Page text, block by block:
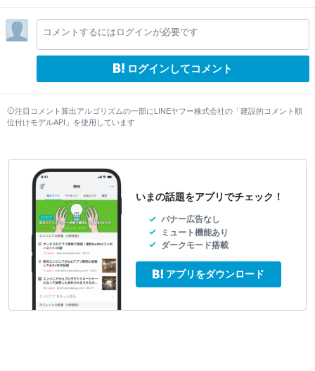
コメントするにはログインが必要です
ログインしてコメント
注目コメント算出アルゴリズムの一部にLINEヤフー株式会社の「建設的コメント順
位付けモデルAPI」を使用しています
いまの話題をアプリでチェック！
バナー広告なし
ミュート機能あり
ダークモード搭載
アプリをダウンロード